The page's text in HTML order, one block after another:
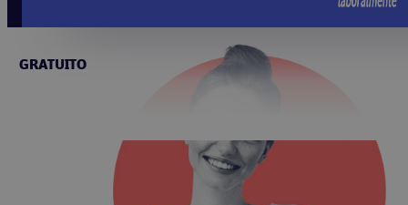
GRATUITO